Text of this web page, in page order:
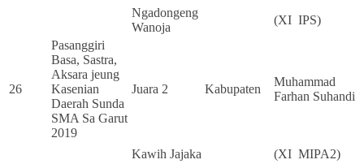
Ngadongeng
Wanoja
(XI IPS)
26
Pasanggiri
Basa, Sastra,
Aksara jeung
Kasenian
Daerah Sunda
SMA Sa Garut
2019
Juara 2 Kabupaten
Muhammad
Farhan Suhandi
Kawih Jajaka (XI MIPA2)